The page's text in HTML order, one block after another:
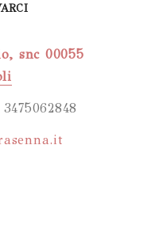
snc 00055